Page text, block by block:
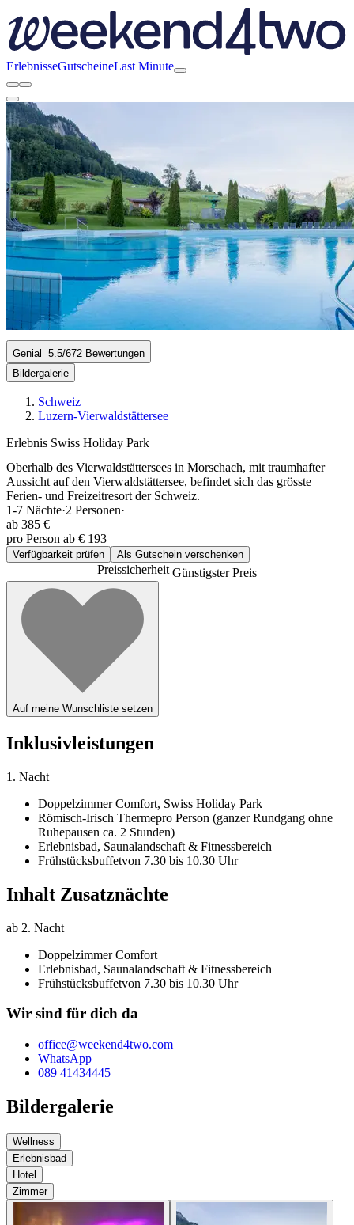
ErlebnisseGutscheineLast Minute
Genial 5.5/672 Bewertungen
Bildergalerie
Schweiz
Luzern-Vierwaldstättersee
Erlebnis Swiss Holiday Park
Oberhalb des Vierwaldstättersees in Morschach, mit traumhafter
Aussicht auf den Vierwaldstättersee, befindet sich das grösste
Ferien- und Freizeitresort der Schweiz.
1-7 Nächte·2 Personen·
ab 385 €
pro Person ab € 193
Verfügbarkeit prüfen Als Gutschein verschenken
PreissicherheitGünstigster Preis
Auf meine Wunschliste setzen
Inklusivleistungen
1. Nacht
Doppelzimmer Comfort, Swiss Holiday Park
Römisch-Irisch Thermepro Person (ganzer Rundgang ohne
Ruhepausen ca. 2 Stunden)
Erlebnisbad, Saunalandschaft & Fitnessbereich
Frühstücksbuffetvon 7.30 bis 10.30 Uhr
Inhalt Zusatznächte
ab 2. Nacht
Doppelzimmer Comfort
Erlebnisbad, Saunalandschaft & Fitnessbereich
Frühstücksbuffetvon 7.30 bis 10.30 Uhr
Wir sind für dich da
office@weekend4two.com
WhatsApp
089 41434445
Bildergalerie
Wellness
Erlebnisbad
Hotel
Zimmer